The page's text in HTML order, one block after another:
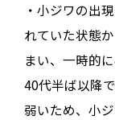
・小ジワの出
れていた状態
まい、一時的
40代半ば以降
弱いため、小